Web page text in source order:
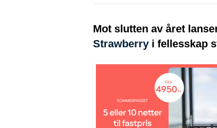
Mot slutten av året
Strawberry i fellesskap